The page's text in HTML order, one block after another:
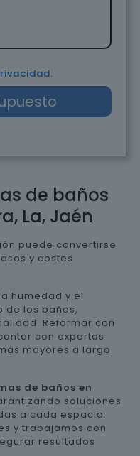
de baños
La, Jaén
puede convertirse
y costes
humedad y el
de los baños,
Reformar con
con expertos
mayores a largo
de baños en
soluciones
a cada espacio.
y trabajamos con
resultados
.